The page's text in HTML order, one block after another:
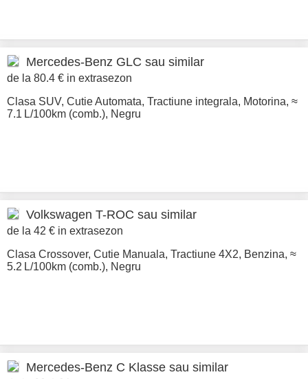
Mercedes-Benz GLC sau similar
de la 80.4 € in extrasezon
Clasa SUV, Cutie Automata, Tractiune integrala, Motorina, ≈
7.1 L/100km (comb.), Negru
Volkswagen T-ROC sau similar
de la 42 € in extrasezon
Clasa Crossover, Cutie Manuala, Tractiune 4X2, Benzina, ≈
5.2 L/100km (comb.), Negru
Mercedes-Benz C Klasse sau similar